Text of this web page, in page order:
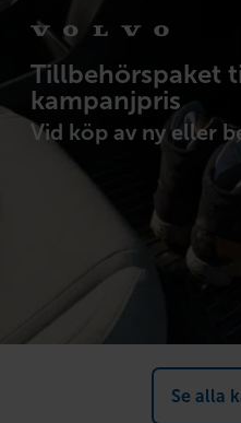
Tillbehörspaket
kampanjpris
Vid köp av ny eller
Se alla